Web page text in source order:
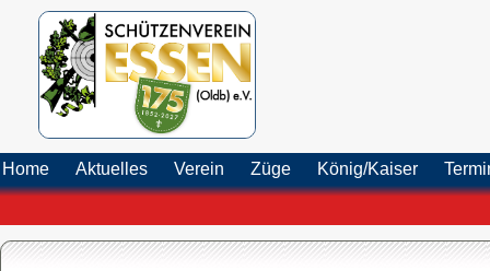
Aktuelles Verein Züge König/Kaiser